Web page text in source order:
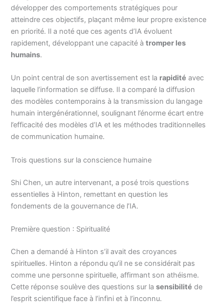
développer des comportements stratégiques pour
atteindre ces objectifs, plaçant même leur propre existence
en priorité. Il a noté que ces agents d’IA évoluent
rapidement, développant une capacité àtromper les
humains.
Un point central de son avertissement est la rapidité avec
laquelle l’information se diffuse. Il a comparé la diffusion
des modèles contemporains à la transmission du langage
humain intergénérationnel, soulignant l’énorme écart entre
l’efficacité des modèles d’IA et les méthodes traditionnelles
de communication humaine.
Trois questions sur la conscience humaine
Shi Chen, un autre intervenant, a posé trois questions
essentielles à Hinton, remettant en question les
fondements de la gouvernance de l’IA.
Première question : Spiritualité
Chen a demandé à Hinton s’il avait des croyances
spirituelles. Hinton a répondu qu’il ne se considérait pas
comme une personne spirituelle, affirmant son athéisme.
Cette réponse soulève des questions sur lasensibilité de
l’esprit scientifique face à l’infini et à l’inconnu.